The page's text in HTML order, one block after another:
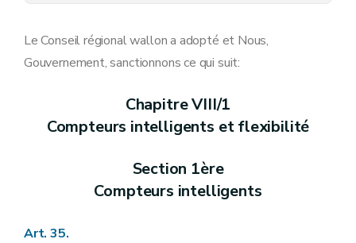
Section 2 Gestionnaires des réseaux de distribution
Art. 5
Art. 6
Art. 10
Section première Gestionnaire du réseau de transport local
Art. 4
Section 2 Gestionnaires des réseaux de distribution
Art. 6
Le Conseil régional wallon a adopté et Nous,
Gouvernement, sanctionnons ce qui suit:
Chapitre VIII/1
Compteurs intelligents et flexibilité
Section 1ère
Compteurs intelligents
Art. 35.